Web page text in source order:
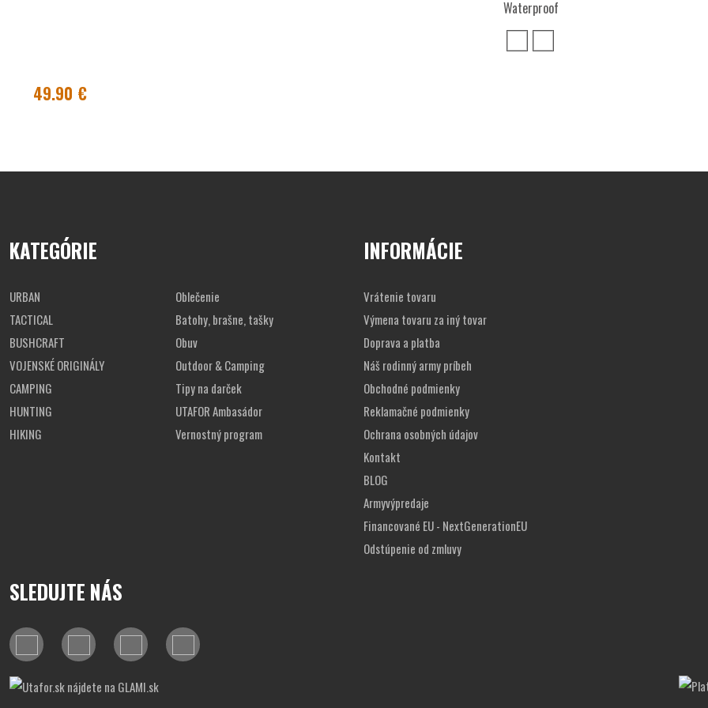
Waterproof
49.90 €
KATEGÓRIE
URBAN
TACTICAL
BUSHCRAFT
VOJENSKÉ ORIGINÁLY
CAMPING
HUNTING
HIKING
Oblečenie
Batohy, brašne, tašky
Obuv
Outdoor & Camping
Tipy na darček
UTAFOR Ambasádor
Vernostný program
INFORMÁCIE
Vrátenie tovaru
Výmena tovaru za iný tovar
Doprava a platba
Náš rodinný army príbeh
Obchodné podmienky
Reklamačné podmienky
Ochrana osobných údajov
Kontakt
BLOG
Armyvýpredaje
Financované EU - NextGenerationEU
Odstúpenie od zmluvy
SLEDUJTE NÁS